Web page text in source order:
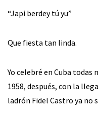
“Japi berdey tú yu”
Que fiesta tan linda.
Yo celebré en Cuba
1958, después, con la
ladrón Fidel Castro ya no